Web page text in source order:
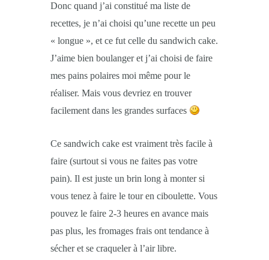
Donc quand j’ai constitué ma liste de
recettes, je n’ai choisi qu’une recette un peu
« longue », et ce fut celle du sandwich cake.
J’aime bien boulanger et j’ai choisi de faire
mes pains polaires moi même pour le
réaliser. Mais vous devriez en trouver
facilement dans les grandes surfaces
Ce sandwich cake est vraiment très facile à
faire (surtout si vous ne faites pas votre
pain). Il est juste un brin long à monter si
vous tenez à faire le tour en ciboulette. Vous
pouvez le faire 2-3 heures en avance mais
pas plus, les fromages frais ont tendance à
sécher et se craqueler à l’air libre.